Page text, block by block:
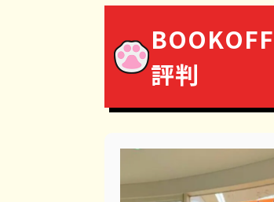
評判